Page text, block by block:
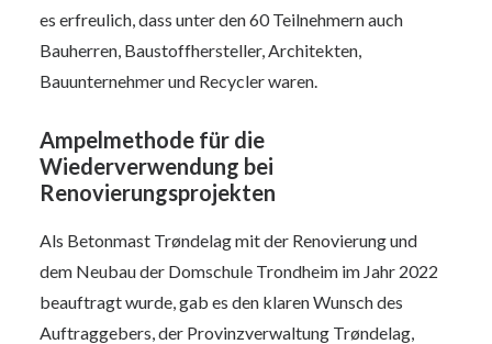
es erfreulich, dass unter den 60 Teilnehmern auch
Bauherren, Baustoffhersteller, Architekten,
Bauunternehmer und Recycler waren.
Ampelmethode für die
Wiederverwendung bei
Renovierungsprojekten
Als Betonmast Trøndelag mit der Renovierung und
dem Neubau der Domschule Trondheim im Jahr 2022
beauftragt wurde, gab es den klaren Wunsch des
Auftraggebers, der Provinzverwaltung Trøndelag,